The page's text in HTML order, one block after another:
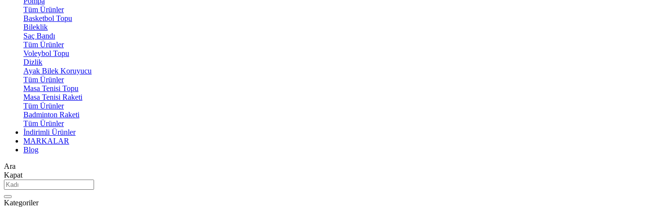
Tüm Ürünler
Basketbol Topu
Bileklik
Saç Bandı
Tüm Ürünler
Voleybol Topu
Dizlik
Ayak Bilek Koruyucu
Tüm Ürünler
Masa Tenisi Topu
Masa Tenisi Raketi
Tüm Ürünler
Badminton Raketi
Tüm Ürünler
İndirimli Ürünler
MARKALAR
Blog
Ara
Kapat
Kategoriler